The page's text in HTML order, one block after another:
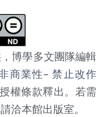
博學多文團隊編輯
商業性– 禁止改作
權條款釋出。若需
洽本館出版室。